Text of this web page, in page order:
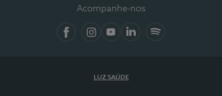
Acompanhe-nos
LUZ SAÚDE